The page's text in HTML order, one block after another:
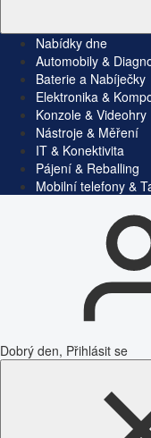
Nabídky dne
Automobily &
Baterie a Nabíječky
Elektronika &
Konzole & Videohry
Nástroje & Měření
IT & Konektivita
Pájení & Reballing
Mobilní telefony &
Dobrý den, Přihlásit se